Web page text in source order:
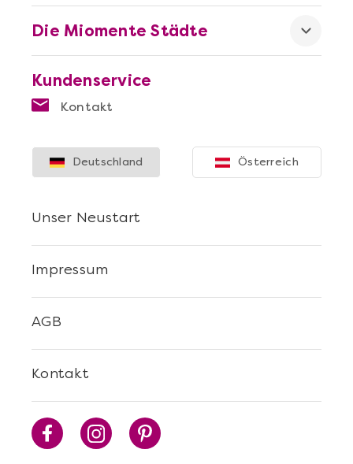
Kundenservice
Kontakt
Die Miomente Städte
Kontakt
AGB
Impressum
Unser Neustart
Deutschland Österreich